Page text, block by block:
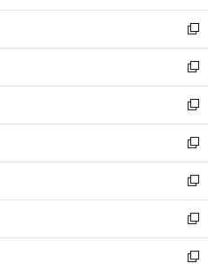
開
く
ウ
で
開
く
ン
ド
ウ
で
開
く
ウ
ィ
ン
ド
ウ
で
開
く
新
し
い
ウ
ィ
ン
ド
ウ
で
開
く
新
し
い
ウ
ィ
ン
ド
ウ
で
開
く
新
し
い
ウ
ィ
ン
ド
ウ
で
新
し
い
ウ
ィ
ン
ド
新
し
い
ウ
ィ
新
し
い
新